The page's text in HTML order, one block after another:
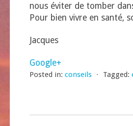
nous éviter de tomber
Pour bien vivre en santé,
Jacques
Google+
Posted in: conseils ⋅ Tagged: